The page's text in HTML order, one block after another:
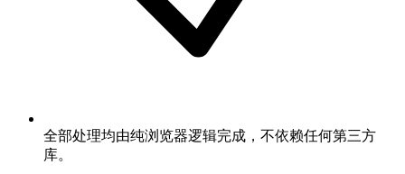
全部处理均由纯浏览器逻辑完成，不依赖任何第三方
库。